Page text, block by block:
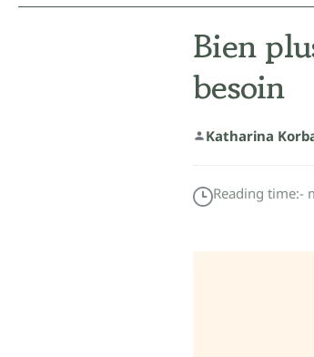
Bien
besoin
Katharina
Reading time:-